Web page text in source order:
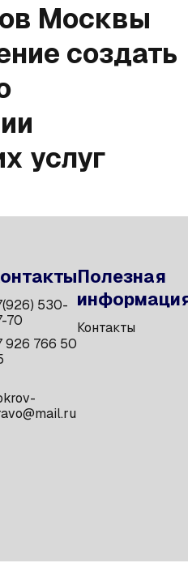
Москвы
создать
услуг
530-
70
926 766 50
Полезная
Контакты